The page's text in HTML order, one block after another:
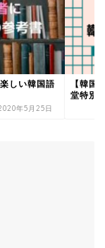
しい韓国語
年5月25日
【韓国
堂特別